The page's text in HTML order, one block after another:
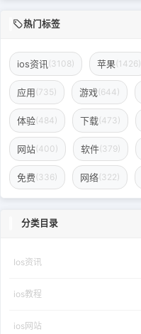
热门标签
ios资讯 (3108) 苹果(1426)
应用(735) 游戏(644)
体验(484) 下载(473)
网站(400) 软件(379)
免费(336) 网络(322)
分类目录
Ios资讯
ios教程
ios网站